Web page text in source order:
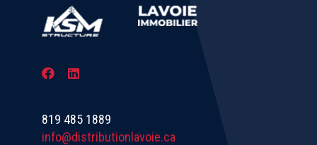
819 485 1889
info@distributionlavoie.ca